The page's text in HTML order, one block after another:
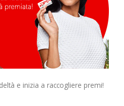
e inizia a raccogliere premi!